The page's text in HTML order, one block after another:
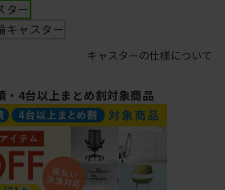
ター
キャスター
キャスターの仕様について
4台以上まとめ割対象商品